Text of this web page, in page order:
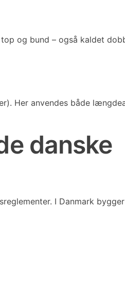
og bund – også kaldet
Her anvendes både
danske
I Danmark